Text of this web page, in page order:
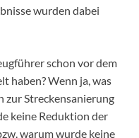
wurden dabei
schon vor dem
haben? Wenn ja, was
zur Streckensanierung
keine Reduktion der
warum wurde keine